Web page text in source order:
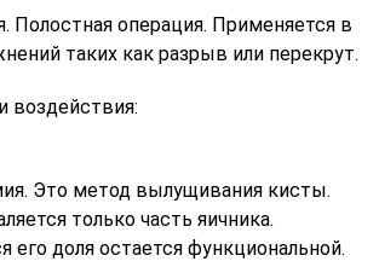
Полостная операция. Применяется в
таких как разрыв или перекрут.
воздействия:
Это метод вылущивания кисты.
только часть яичника.
его доля остается функциональной.